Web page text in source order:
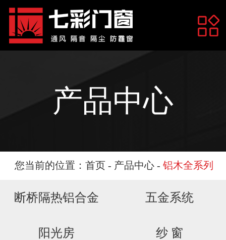
网站首页
关于我们
产品展示
工程案例
产品中心
您当前的位置： 首页 - 产品中心- 铝木全系列
断桥隔热铝合金 五金系统
阳光房 纱 窗